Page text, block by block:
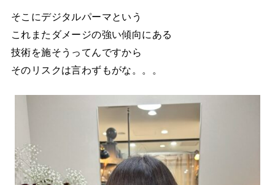
そこにデジタルパーマという
これまたダメージの強い傾向にある
技術を施そうってんですから
そのリスクは言わずもがな。。。